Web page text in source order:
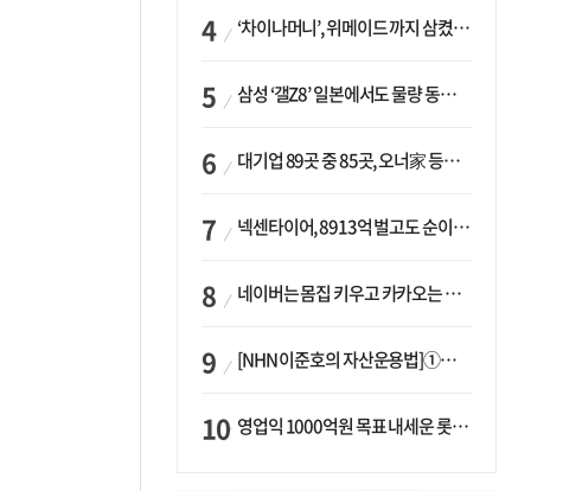
‘차이나머니’, 위메이드 까지 삼켰다… K콘텐츠, 글로벌 확장에도 中 투자 ‘경계령’
삼성 ‘갤Z8’ 일본에서도 물량 동났다…애플 참전 앞두고 선두 수성 ‘시험대’
대기업 89곳 중 85곳, 오너家 등기임원 겸직…BS 46곳·SM 45곳 ‘족벌경영’ 고착화
넥센타이어, 8913억 벌고도 순이익 2억…유럽 세부담에 이익 증발
네이버는 몸집 키우고 카카오는 줄였다…‘역대급 실적’에 성장전략은 ‘극과 극’
[NHN 이준호의 자산운용법]①이니시오·JLC ‘부동산’-JLC파트너스 ‘투자’…“부동산 담보대출로 투자재원 확보”
영업익 1000억원 목표 내세운 롯데마트…하반기 ‘오카도’ 시험대